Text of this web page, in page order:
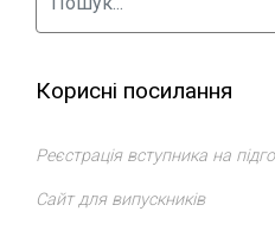
Корисні посилання
Реєстрація вступника на
Сайт для випускників